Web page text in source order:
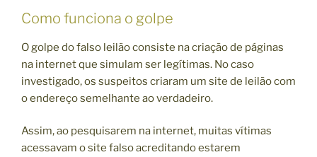
Como funciona o golpe
O golpe do falso leilão consiste na criação de páginas
na internet que simulam ser legítimas. No caso
investigado, os suspeitos criaram um site de leilão com
o endereço semelhante ao verdadeiro.
Assim, ao pesquisarem na internet, muitas vítimas
acessavam o site falso acreditando estarem